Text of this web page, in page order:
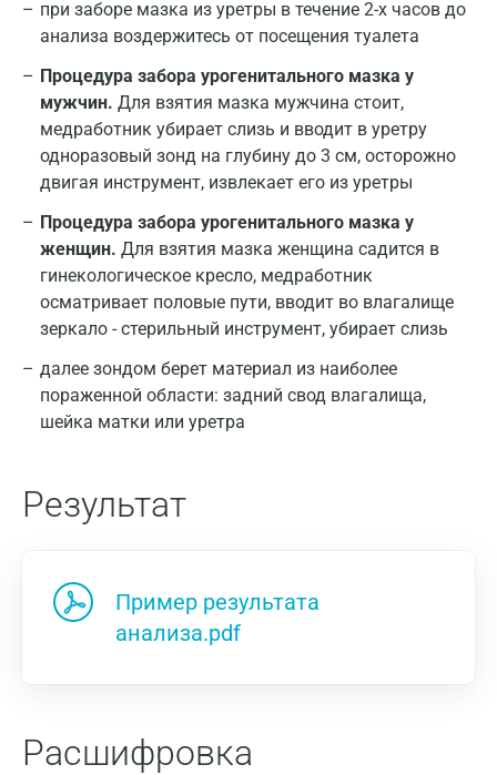
при заборе мазка из уретры в течение 2-х часов до
анализа воздержитесь от посещения туалета
Процедура забора урогенитального мазка у
мужчин. Для взятия мазка мужчина стоит,
медработник убирает слизь и вводит в уретру
одноразовый зонд на глубину до 3 см, осторожно
двигая инструмент, извлекает его из уретры
Процедура забора урогенитального мазка у
женщин. Для взятия мазка женщина садится в
гинекологическое кресло, медработник
осматривает половые пути, вводит во влагалище
зеркало - стерильный инструмент, убирает слизь
далее зондом берет материал из наиболее
пораженной области: задний свод влагалища,
шейка матки или уретра
Результат
Пример результата
анализа.pdf
Расшифровка